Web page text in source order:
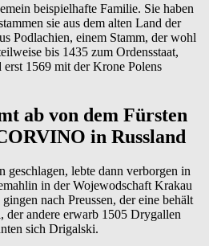
beispielhafte Familie. Sie haben
sie aus dem alten Land der
Podlachien, einem Stamm, der wohl
bis 1435 zum Ordensstaat,
1569 mit der Krone Polens
ab von dem Fürsten
in Russland
geschlagen, lebte dann verborgen in
in der Wojewodschaft Krakau
nach Preussen, der eine behält
der andere erwarb 1505 Drygallen
sich Drigalski.